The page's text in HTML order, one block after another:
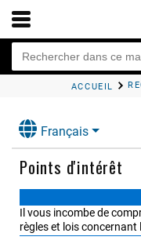
ACCUEIL
Français
Points d'intérêt
Il vous incombe de
règles et lois